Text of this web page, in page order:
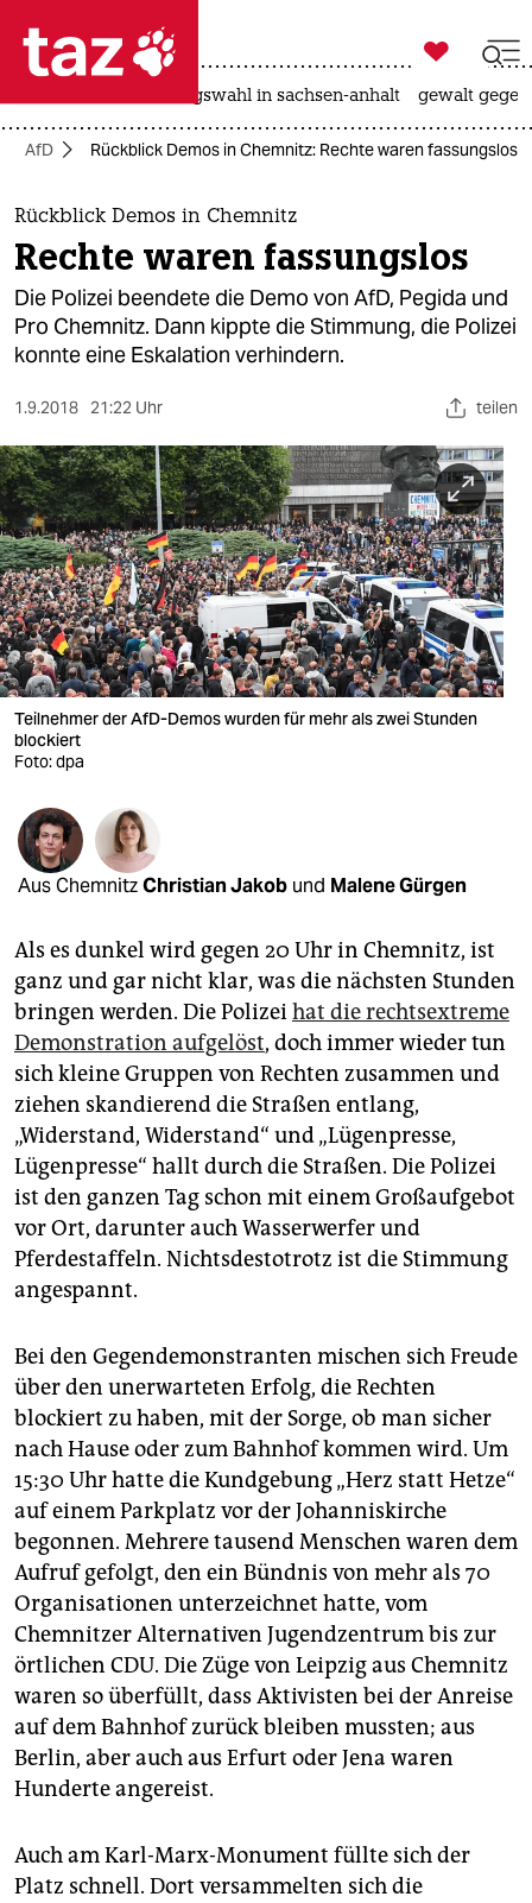
 taz zahl ich
taz zahl ich
themen
politik
öko
sport
berlin
nord
wahrheit
verlag
verlag
shop
fragen & hilfe
abo
genossenschaft
epaper login

taz zahl ich
landtagswahl in sachsen-anhalt gewalt
AfD Rückblick Demos in Chemnitz: Rechte waren fassungslos
Rückblick Demos in Chemnitz
Rechte waren fassungslos
Die Polizei beendete die Demo von AfD, Pegida und
Pro Chemnitz. Dann kippte die Stimmung, die Polizei
konnte eine Eskalation verhindern.
1.9.2018 21:22 Uhr teilen
Teilnehmer der AfD-Demos wurden für mehr als zwei Stunden
blockiert
Foto: dpa
Aus ChemnitzChristian Jakob und Malene Gürgen
Als es dunkel wird gegen 20 Uhr in Chemnitz, ist
ganz und gar nicht klar, was die nächsten Stunden
bringen werden. Die Polizeihat die rechtsextreme
Demonstration aufgelöst, doch immer wieder tun
sich kleine Gruppen von Rechten zusammen und
ziehen skandierend die Straßen entlang,
„Widerstand, Widerstand“ und „Lügenpresse,
Lügenpresse“ hallt durch die Straßen. Die Polizei
ist den ganzen Tag schon mit einem Großaufgebot
vor Ort, darunter auch Wasserwerfer und
Pferdestaffeln. Nichtsdestotrotz ist die Stimmung
angespannt.
Bei den Gegendemonstranten mischen sich Freude
über den unerwarteten Erfolg, die Rechten
blockiert zu haben, mit der Sorge, ob man sicher
nach Hause oder zum Bahnhof kommen wird. Um
15:30 Uhr hatte die Kundgebung „Herz statt Hetze“
auf einem Parkplatz vor der Johanniskirche
begonnen. Mehrere tausend Menschen waren dem
Aufruf gefolgt, den ein Bündnis von mehr als 70
Organisationen unterzeichnet hatte, vom
Chemnitzer Alternativen Jugendzentrum bis zur
örtlichen CDU. Die Züge von Leipzig aus Chemnitz
waren so überfüllt, dass Aktivisten bei der Anreise
auf dem Bahnhof zurück bleiben mussten; aus
Berlin, aber auch aus Erfurt oder Jena waren
Hunderte angereist.
Auch am Karl-Marx-Monument füllte sich der
Platz schnell. Dort versammelten sich die